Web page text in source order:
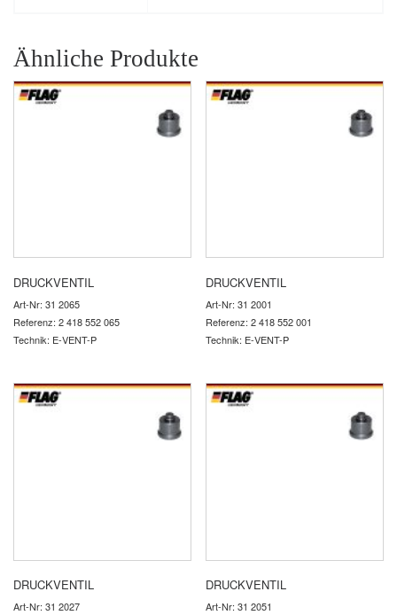
Ähnliche Produkte
DRUCKVENTIL
Art-Nr: 31 2065
Referenz: 2 418 552 065
Technik: E-VENT-P
DRUCKVENTIL
Art-Nr: 31 2001
Referenz: 2 418 552 001
Technik: E-VENT-P
DRUCKVENTIL
Art-Nr: 31 2027
DRUCKVENTIL
Art-Nr: 31 2051